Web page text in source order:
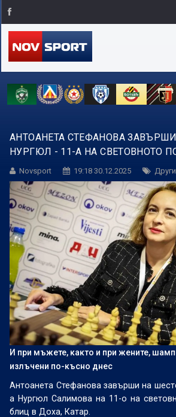
АНТОАНЕТА СТЕФАНОВА
НУРГЮЛ - 11-А НА СВЕТОВНОТО
Novsport 19:18 30.12.2025
И при мъжете, както и при жените,
излъчени по-късно днес
Антоанета Стефанова завърши на
а Нургюл Салимова на 11-о на
блиц в Доха, Катар.